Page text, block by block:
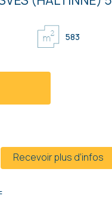
583
Recevoir plus d’infos